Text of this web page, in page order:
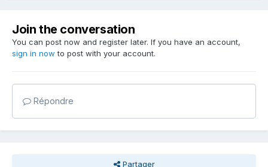
Join the conversation
You can post now and register later. If you have an account,
sign in now to post with your account.
Répondre
Partager